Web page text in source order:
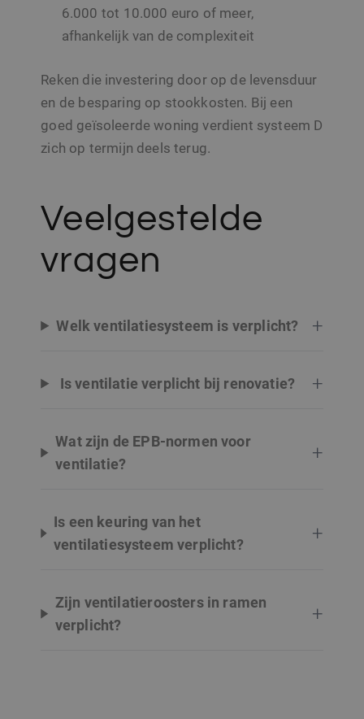
6.000 tot 10.000 euro of meer,
afhankelijk van de complexiteit
Reken die investering door op de levensduur
en de besparing op stookkosten. Bij een
goed geïsoleerde woning verdient systeem D
zich op termijn deels terug.
Veelgestelde
vragen
Welk ventilatiesysteem is verplicht? +
Is ventilatie verplicht bij renovatie? +
Wat zijn de EPB-normen voor
ventilatie?
+
Is een keuring van het
ventilatiesysteem verplicht?
+
Zijn ventilatieroosters in ramen
verplicht?
+